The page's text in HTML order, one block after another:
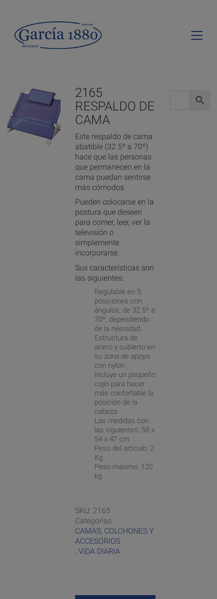
2165
RESPALDO DE
CAMA
Este respaldo de cama
abatible (32.5º a 70º)
hace que las personas
que permanecen en la
cama puedan sentirse
más cómodos.
Pueden colocarse en la
postura que deseen
para comer, leer, ver la
televisión o
simplemente
incorporarse.
Sus características son
las siguientes:
Regulable en 5
posiciones con
ángulos, de 32.5º a
70º, dependiendo
de la neesidad.
Estructura de
acero y cubierto en
su zona de apoyo
con nylon
Incluye un pequeño
cojín para hacer
más confortable la
posición de la
cabeza.
Las medidas con
las siguientes: 58 x
54 x 47 cm
Peso del artículo: 2
Kg
Peso máximo: 120
kg
SKU: 2165
Categorías:
CAMAS, COLCHONES Y
ACCESORIOS
, VIDA DIARIA